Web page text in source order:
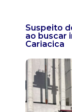
Suspeito
ao buscar
Cariacica